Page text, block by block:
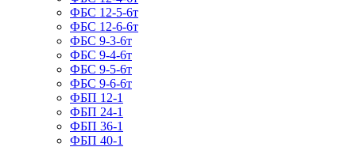
ФБС 12-5-6т
ФБС 12-6-6т
ФБС 9-3-6т
ФБС 9-4-6т
ФБС 9-5-6т
ФБС 9-6-6т
ФБП 12-1
ФБП 24-1
ФБП 36-1
ФБП 40-1